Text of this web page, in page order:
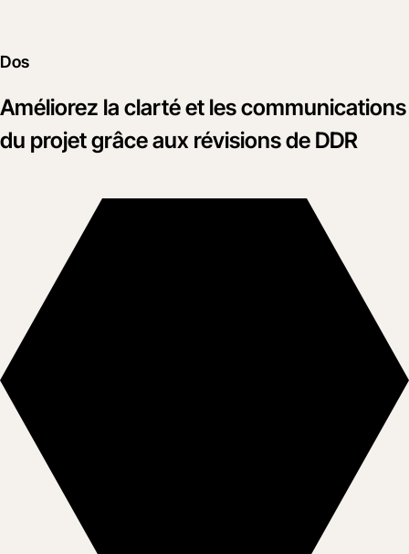
Dos
Améliorez la clarté et les communications
du projet grâce aux révisions de DDR